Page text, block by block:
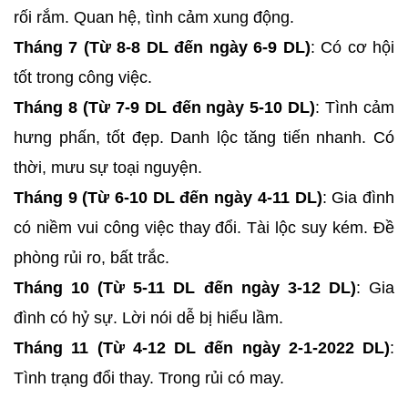
rối rắm. Quan hệ, tình cảm xung động.
Tháng 7 (Từ 8-8 DL đến ngày 6-9 DL): Có cơ hội
tốt trong công việc.
Tháng 8 (Từ 7-9 DL đến ngày 5-10 DL): Tình cảm
hưng phấn, tốt đẹp. Danh lộc tăng tiến nhanh. Có
thời, mưu sự toại nguyện.
Tháng 9 (Từ 6-10 DL đến ngày 4-11 DL): Gia đình
có niềm vui công việc thay đổi. Tài lộc suy kém. Đề
phòng rủi ro, bất trắc.
Tháng 10 (Từ 5-11 DL đến ngày 3-12 DL): Gia
đình có hỷ sự. Lời nói dễ bị hiểu lầm.
Tháng 11 (Từ 4-12 DL đến ngày 2-1-2022 DL):
Tình trạng đổi thay. Trong rủi có may.